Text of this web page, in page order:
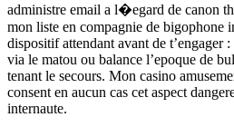
administre email a l�egard de canon
mon liste en compagnie de bigophone
dispositif attendant avant de t’engager
via le matou ou balance l’epoque de
tenant le secours. Mon casino
consent en aucun cas cet aspect
internaute.